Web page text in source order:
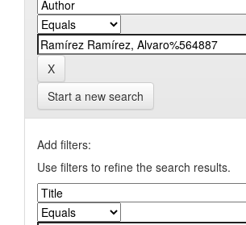
Start a new search
Add filters:
Use filters to refine the search results.